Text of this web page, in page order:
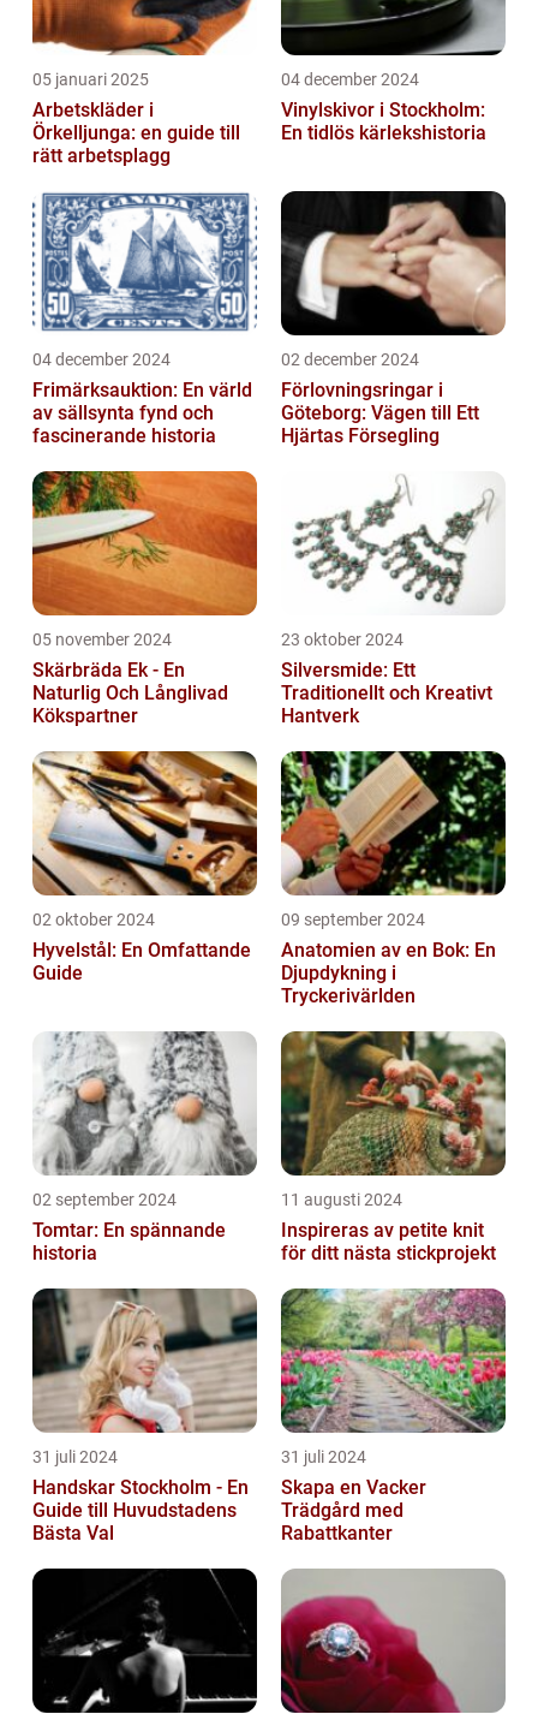
05 januari 2025
Arbetskläder i
Örkelljunga: en guide till
rätt arbetsplagg
04 december 2024
Vinylskivor i Stockholm:
En tidlös kärlekshistoria
04 december 2024
Frimärksauktion: En värld
av sällsynta fynd och
fascinerande historia
02 december 2024
Förlovningsringar i
Göteborg: Vägen till Ett
Hjärtas Försegling
05 november 2024
Skärbräda Ek - En
Naturlig Och Långlivad
Kökspartner
23 oktober 2024
Silversmide: Ett
Traditionellt och Kreativt
Hantverk
02 oktober 2024
Hyvelstål: En Omfattande
Guide
09 september 2024
Anatomien av en Bok: En
Djupdykning i
Tryckerivärlden
02 september 2024
Tomtar: En spännande
historia
11 augusti 2024
Inspireras av petite knit
för ditt nästa stickprojekt
31 juli 2024
Handskar Stockholm - En
Guide till Huvudstadens
Bästa Val
31 juli 2024
Skapa en Vacker
Trädgård med
Rabattkanter